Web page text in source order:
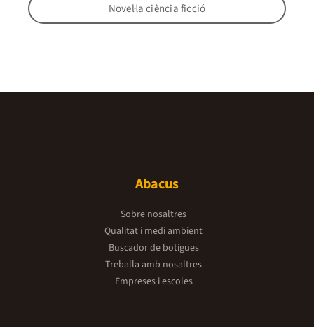
Novel·la ciència ficció
Abacus
Sobre nosaltres
Qualitat i medi ambient
Buscador de botigues
Treballa amb nosaltres
Empreses i escoles